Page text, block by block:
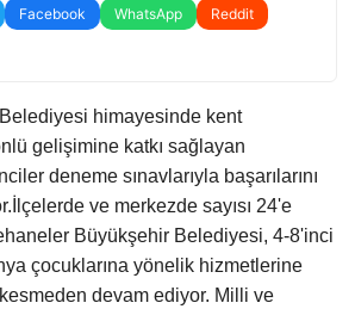
Facebook WhatsApp
Reddit
himayesinde kent
gelişimine katkı sağlayan
deneme sınavlarıyla başarılarını
İlçelerde ve merkezde sayısı 24'e
Büyükşehir Belediyesi, 4-8'inci
çocuklarına yönelik hizmetlerine
devam ediyor. Milli ve